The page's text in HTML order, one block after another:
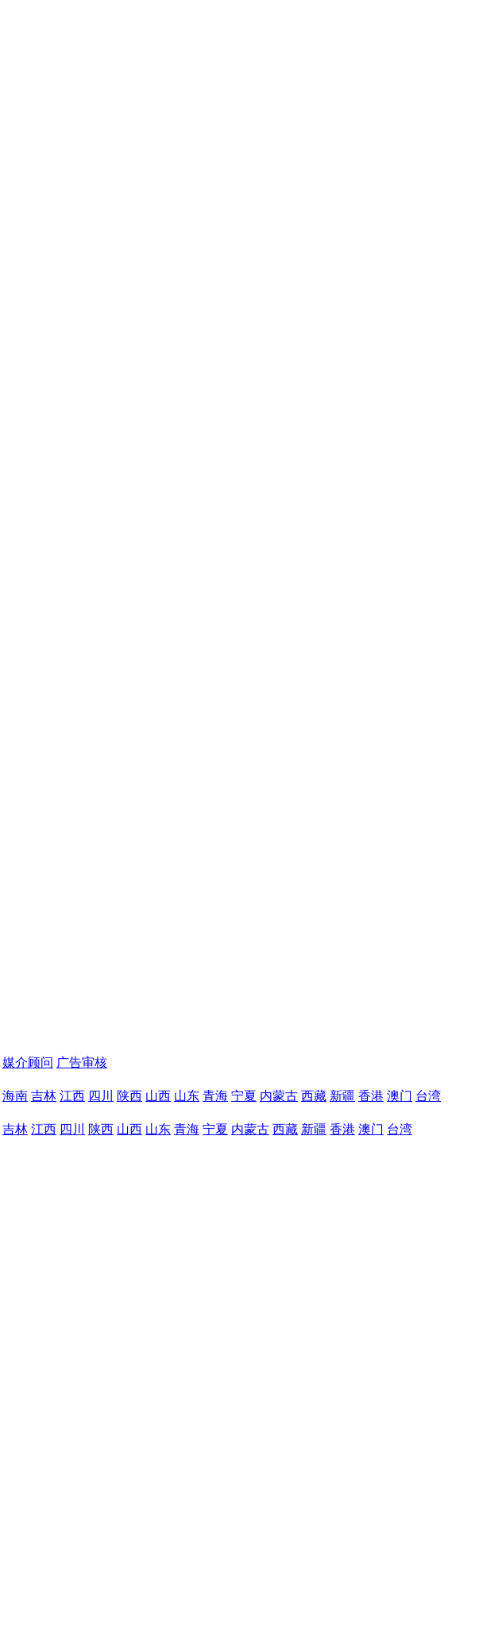
媒介顾问 广告审核
海南 吉林 江西 四川 陕西 山西 山东 青海 宁夏 内蒙古 西藏 新疆 香港 澳门 台湾
吉林 江西 四川 陕西 山西 山东 青海 宁夏 内蒙古 西藏 新疆 香港 澳门 台湾